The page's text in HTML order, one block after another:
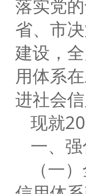
落实党
省、市
建设，
用体系
进社会
现就
一、
（一